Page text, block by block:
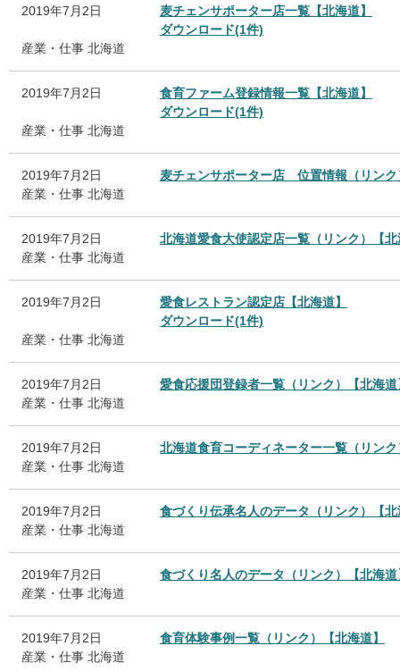
2019年7月2日
麦チェンサポーター店一覧【北海道】
ダウンロード(1件)
産業・仕事 北海道
2019年7月2日
食育ファーム登録情報一覧【北海道】
ダウンロード(1件)
産業・仕事 北海道
2019年7月2日
麦チェンサポーター店 位置情報（リンク
産業・仕事 北海道
2019年7月2日
北海道愛食大使認定店一覧（リンク）【
産業・仕事 北海道
2019年7月2日
愛食レストラン認定店【北海道】
ダウンロード(1件)
産業・仕事 北海道
2019年7月2日
愛食応援団登録者一覧（リンク）【北海道
産業・仕事 北海道
2019年7月2日
北海道食育コーディネーター一覧（リン
産業・仕事 北海道
2019年7月2日
食づくり伝承名人のデータ（リンク）【
産業・仕事 北海道
2019年7月2日
食づくり名人のデータ（リンク）【北海道
産業・仕事 北海道
2019年7月2日
食育体験事例一覧（リンク）【北海道】
産業・仕事 北海道